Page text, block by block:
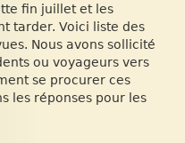
fin juillet et les
tarder. Voici liste des
Nous avons sollicité
ou voyageurs vers
se procurer ces
les réponses pour les